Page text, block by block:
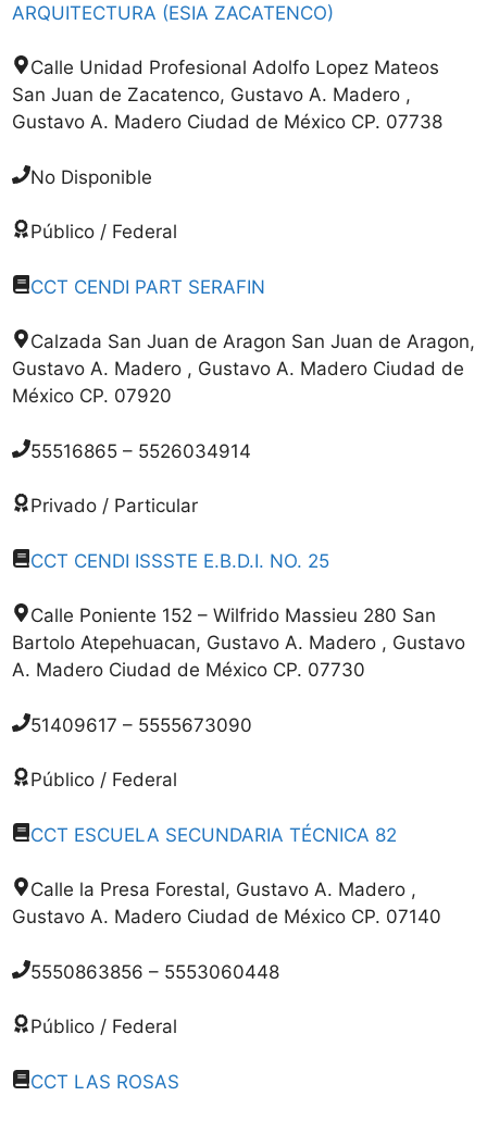
ARQUITECTURA (ESIA ZACATENCO)
Calle Unidad Profesional Adolfo Lopez Mateos
San Juan de Zacatenco, Gustavo A. Madero ,
Gustavo A. Madero Ciudad de México CP. 07738
No Disponible
Público / Federal
CCT CENDI PART SERAFIN
Calzada San Juan de Aragon San Juan de Aragon,
Gustavo A. Madero , Gustavo A. Madero Ciudad de
México CP. 07920
55516865 – 5526034914
Privado / Particular
CCT CENDI ISSSTE E.B.D.I. NO. 25
Calle Poniente 152 – Wilfrido Massieu 280 San
Bartolo Atepehuacan, Gustavo A. Madero , Gustavo
A. Madero Ciudad de México CP. 07730
51409617 – 5555673090
Público / Federal
CCT ESCUELA SECUNDARIA TÉCNICA 82
Calle la Presa Forestal, Gustavo A. Madero ,
Gustavo A. Madero Ciudad de México CP. 07140
5550863856 – 5553060448
Público / Federal
CCT LAS ROSAS